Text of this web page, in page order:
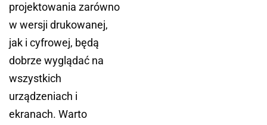
projektowania zarówno
w wersji drukowanej,
jak i cyfrowej, będą
dobrze wyglądać na
wszystkich
urządzeniach i
ekranach. Warto